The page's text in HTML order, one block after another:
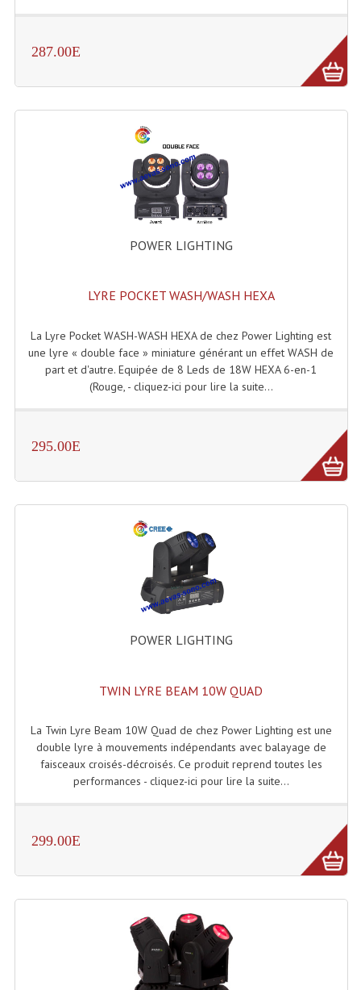
Pieces Détachées Sav
Public-Adress
Accessoires Public-Adress L100V
Amplificateurs (L 100v)
Enceintes Encastrables Ligne 100V 4-8 Ohm
Lecteurs Mp3 Et CDs Sources
Microphone PA & Micro Pupitre
Système D'audio Guide
Système De Conférence
Système Visite Guidée
Sonorisation Securité EN-54
Système Boucle Magnétique
Angle AG29 Structure Contest
Angle DECO22Q Structure Contest
Angles Structure ASD SX290
Angles Structure Duo290
Angles Structure QUATRO290
287.00E
POWER LIGHTING
LYRE POCKET WASH/WASH HEXA
La Lyre Pocket WASH-WASH HEXA de chez Power Lighting est
une lyre « double face » miniature générant un effet WASH de
part et d'autre. Equipée de 8 Leds de 18W HEXA 6-en-1
(Rouge, - cliquez-ici pour lire la suite...
295.00E
POWER LIGHTING
TWIN LYRE BEAM 10W QUAD
La Twin Lyre Beam 10W Quad de chez Power Lighting est une
double lyre à mouvements indépendants avec balayage de
faisceaux croisés-décroisés. Ce produit reprend toutes les
performances - cliquez-ici pour lire la suite...
299.00E